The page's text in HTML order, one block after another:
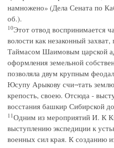
намножено» (Дела Сената по
об.).
10Этот отвод воспринимается
волости как незаконный
Таймасом Шаимовым царской
оформления земельной
позволяла двум крупным
Юсупу Арыкову счи¬тать
крепость, своею. Отсюда -
восстания башкир Сибирской
11Одним из мероприятий И. К
выступлению экспедиции к
военных сил края. К созданию